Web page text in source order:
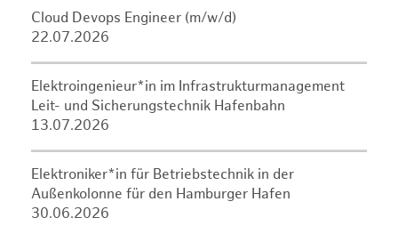
Cloud Devops Engineer (m/w/d)
22.07.2026
Elektroingenieur*in im Infrastrukturmanagement
Leit- und Sicherungstechnik Hafenbahn
13.07.2026
Elektroniker*in für Betriebstechnik in der
Außenkolonne für den Hamburger Hafen
30.06.2026